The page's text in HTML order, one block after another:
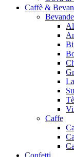
Caffè &
Bevande
Tè
Caffe
Confetti